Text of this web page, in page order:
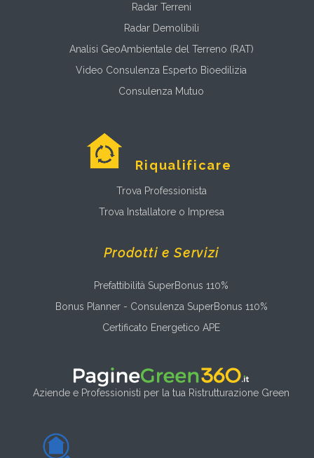
Radar Terreni
Radar Demolibili
Analisi GeoAmbientale del Terreno (RAT)
Video Consulenza Esperto Bioedilizia
Consulenza Mutuo
Riqualificare
Trova Professionista
Trova Installatore o Impresa
Prodotti e Servizi
Prefattibilità SuperBonus 110%
Bonus Planner - Consulenza SuperBonus 110%
Certificato Energetico APE
Aziende e Professionisti per la tua Ristrutturazione Green